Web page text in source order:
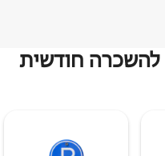
להשכרה חודשית